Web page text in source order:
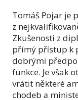
Tomáš Pojar je
z
Zkušenosti z
přímý přístup k
dobrými
funkce. Je však
vrátit některé
chodeb a